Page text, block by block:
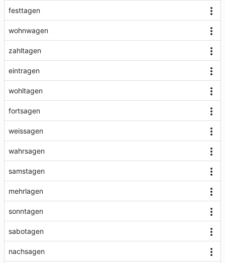
festtagen
wohnwagen
zahltagen
eintragen
wohltagen
fortsagen
weissagen
wahrsagen
samstagen
mehrlagen
sonntagen
sabotagen
nachsagen